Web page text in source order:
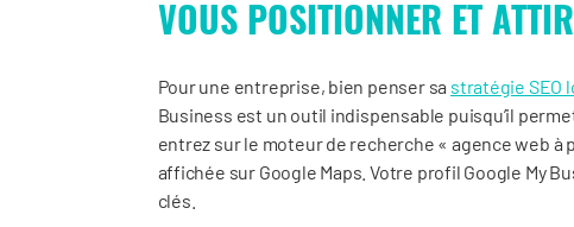
VOUS POSITIONNER ET
Pour une entreprise, bien penser sa stratégie SEO
Business est un outil indispensable puisqu’il
entrez sur le moteur de recherche « agence web
affichée sur Google Maps. Votre profil Google My
clés.